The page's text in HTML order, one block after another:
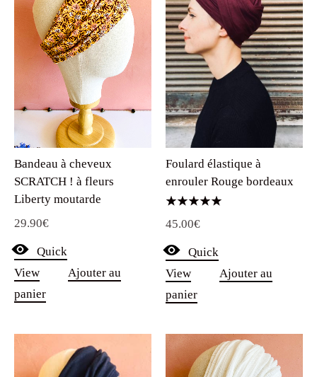
Bandeau à cheveux
SCRATCH ! à fleurs
Liberty moutarde
29.90€
Quick
View
Ajouter au
panier
Foulard élastique à
enrouler Rouge bordeaux
5.00
45.00€
Quick
View
Ajouter au
panier